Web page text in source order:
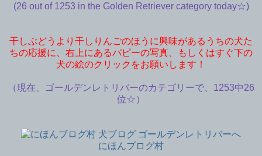
(26 out of 1253 in the Golden Retriever category today☆)
干しぶどうより干しりんごのほうに興味があるうちの犬た
ちの応援に、右上にあるパピーの写真、もしくはすぐ下の
犬の絵のクリックをお願いします！
（現在、ゴールデンレトリバーのカテゴリーで、1253中26
位☆）
にほんブログ村